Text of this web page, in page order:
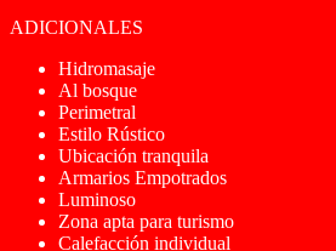
ADICIONALES
Hidromasaje
Al bosque
Perimetral
Estilo Rústico
Ubicación tranquila
Armarios Empotrados
Luminoso
Zona apta para turismo
Calefacción individual